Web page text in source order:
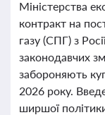
Міністерства
контракт на
газу (СПГ) з
законодавчих
забороняють
2026 року.
ширшої